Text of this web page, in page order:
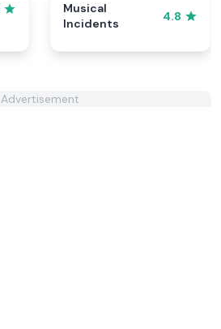
Musical
Incidents
4.8
Advertisement